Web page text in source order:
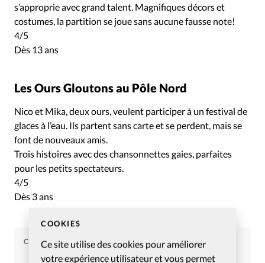
COOKIES
Ce site utilise des cookies pour améliorer
votre expérience utilisateur et vous permet
s’approprie avec grand talent. Magnifiques décors et
costumes, la partition se joue sans aucune fausse note!
4/5
Dès 13 ans
Les Ours Gloutons au Pôle Nord
Nico et Mika, deux ours, veulent participer à un festival de
glaces à l’eau. Ils partent sans carte et se perdent, mais se
font de nouveaux amis.
Trois histoires avec des chansonnettes gaies, parfaites
pour les petits spectateurs.
4/5
Dès 3 ans
CHRISTIANISME AUJOURD'HUI
Article tiré du numéro